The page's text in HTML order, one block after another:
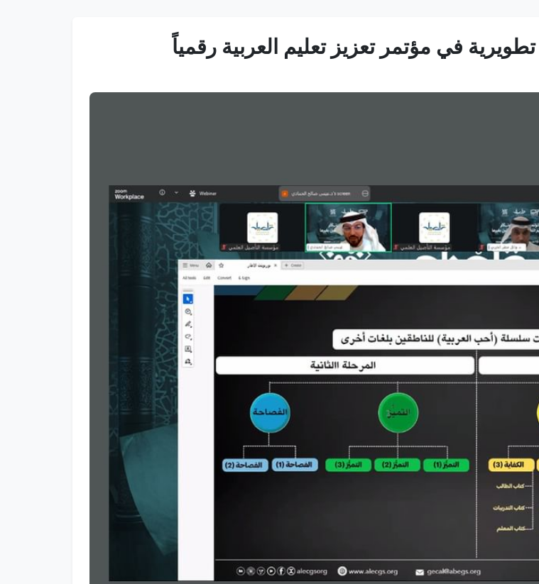
في مؤتمر تعزيز تعليم العربية رقمياً